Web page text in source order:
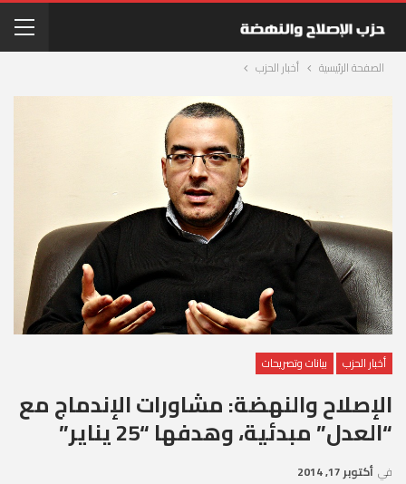
الصفحة الرئيسية أخبار الحزب
أخبار الحزب بيانات وتصريحات
الإصلاح والنهضة: مشاورات الإندماج مع
“العدل” مبدئية، وهدفها “25 يناير”
في أكتوبر 17, 2014